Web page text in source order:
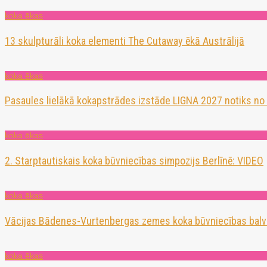
koka ēkas
13 skulpturāli koka elementi The Cutaway ēkā Austrālijā
koka ēkas
Pasaules lielākā kokapstrādes izstāde LIGNA 2027 notiks
koka ēkas
2. Starptautiskais koka būvniecības simpozijs Berlīnē: VIDEO
koka ēkas
Vācijas Bādenes-Vurtenbergas zemes koka būvniecības
koka ēkas